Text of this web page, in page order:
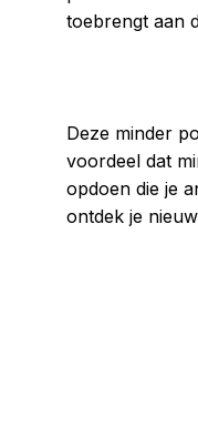
toebrengt aan
Deze minder
voordeel dat
opdoen die je
ontdek je